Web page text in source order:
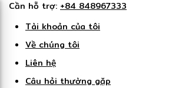
Cần hỗ trợ: +84 848967333
Tài khoản của tôi
Về chúng tôi
Liên hệ
Câu hỏi thường gặp